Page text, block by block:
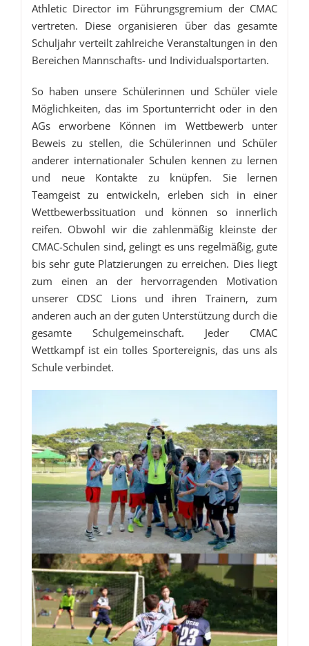
Athletic Director im Führungsgremium der CMAC
vertreten. Diese organisieren über das gesamte
Schuljahr verteilt zahlreiche Veranstaltungen in den
Bereichen Mannschafts- und Individualsportarten.
So haben unsere Schülerinnen und Schüler viele
Möglichkeiten, das im Sportunterricht oder in den
AGs erworbene Können im Wettbewerb unter
Beweis zu stellen, die Schülerinnen und Schüler
anderer internationaler Schulen kennen zu lernen
und neue Kontakte zu knüpfen. Sie lernen
Teamgeist zu entwickeln, erleben sich in einer
Wettbewerbssituation und können so innerlich
reifen. Obwohl wir die zahlenmäßig kleinste der
CMAC-Schulen sind, gelingt es uns regelmäßig, gute
bis sehr gute Platzierungen zu erreichen. Dies liegt
zum einen an der hervorragenden Motivation
unserer CDSC Lions und ihren Trainern, zum
anderen auch an der guten Unterstützung durch die
gesamte Schulgemeinschaft. Jeder CMAC
Wettkampf ist ein tolles Sportereignis, das uns als
Schule verbindet.